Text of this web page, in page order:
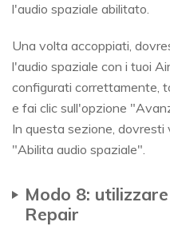
l'audio spaziale abilitato.
Una volta accoppiati,
l'audio spaziale con i tuoi
configurati correttamente,
e fai clic sull'opzione
In questa sezione,
"Abilita audio spaziale".
Modo 8:
Repair